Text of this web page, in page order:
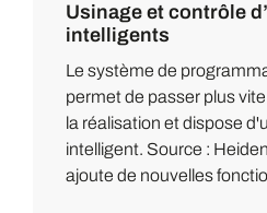
Usinage et contrôle
intelligents
Le système de
permet de passer plus
la réalisation et dispose
intelligent. Source :
ajoute de nouvelles